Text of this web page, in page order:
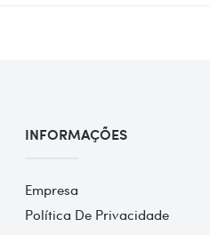
INFORMAÇÕES
Empresa
Política De Privacidade